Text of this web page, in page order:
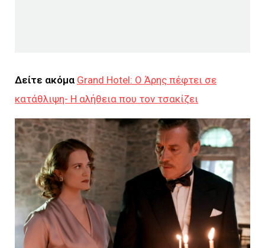
Δείτε ακόμα Grand Hotel: Ο Άρης πέφτει σε
κατάθλιψη- Η αλήθεια που τον τσακίζει